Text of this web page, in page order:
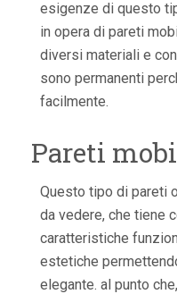
esigenze di questo
in opera di pareti
diversi materiali e
sono permanenti
facilmente.
Pareti
Questo tipo di pareti
da vedere, che tiene
caratteristiche
estetiche
elegante. al punto